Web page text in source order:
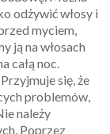
odżywić włosy i
myciem,
ją na włosach
całą noc.
się, że
problemów,
należy
Poprzez